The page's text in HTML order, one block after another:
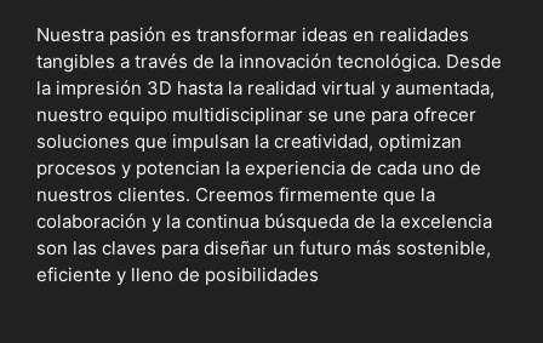
Nuestra pasión es transformar ideas en realidades
tangibles a través de la innovación tecnológica. Desde
la impresión 3D hasta la realidad virtual y aumentada,
nuestro equipo multidisciplinar se une para ofrecer
soluciones que impulsan la creatividad, optimizan
procesos y potencian la experiencia de cada uno de
nuestros clientes. Creemos firmemente que la
colaboración y la continua búsqueda de la excelencia
son las claves para diseñar un futuro más sostenible,
eficiente y lleno de posibilidades